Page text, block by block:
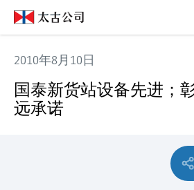
2010年8月10日
国泰新货站设备先进；
远承诺